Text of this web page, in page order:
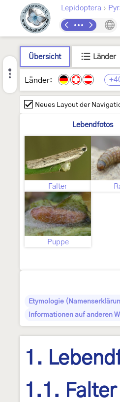
Lepidoptera ›
Übersicht Länder
Länder:
Neues Layout der
Lebendfotos
Falter
Puppe
Etymologie
Informationen auf anderen
1.
1.1. Falter